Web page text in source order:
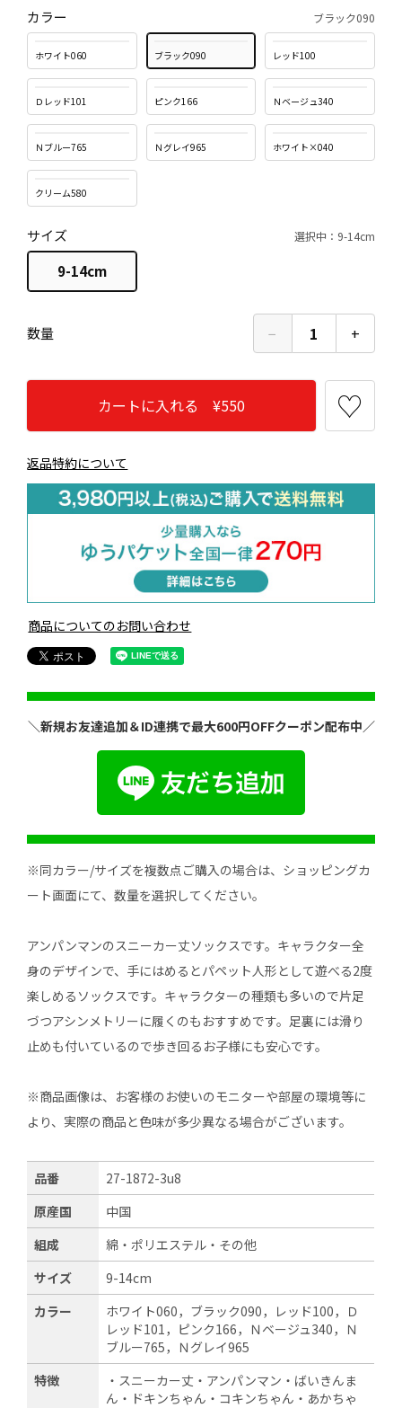
カラー ブラック090
ホワイト060 ブラック090 レッド100
Ｄレッド101 ピンク166 Ｎベージュ340
Ｎブルー765 Ｎグレイ965 ホワイト×040
クリーム580
サイズ 選択中：9-14cm
9-14cm
数量 − 1 +
カートに入れる ¥550
返品特約について
商品についてのお問い合わせ
＼新規お友達追加＆ID連携で最大600円OFFクーポン配布中／
※同カラー/サイズを複数点ご購入の場合は、ショッピングカ
ート画面にて、数量を選択してください。
アンパンマンのスニーカー丈ソックスです。キャラクター全
身のデザインで、手にはめるとパペット人形として遊べる2度
楽しめるソックスです。キャラクターの種類も多いので片足
づつアシンメトリーに履くのもおすすめです。足裏には滑り
止めも付いているので歩き回るお子様にも安心です。
※商品画像は、お客様のお使いのモニターや部屋の環境等に
より、実際の商品と色味が多少異なる場合がございます。
品番
27-1872-3u8
原産国
中国
組成
綿・ポリエステル・その他
サイズ
9-14cm
カラー
ホワイト060，ブラック090，レッド100，Ｄ
レッド101，ピンク166，Ｎベージュ340，Ｎ
ブルー765，Ｎグレイ965
特徴
・スニーカー丈・アンパンマン・ばいきんま
ん・ドキンちゃん・コキンちゃん・あかちゃ